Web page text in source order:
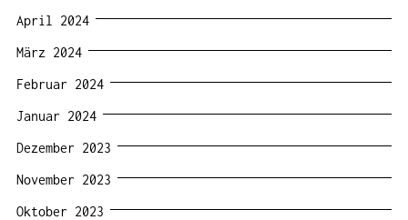
April 2024
März 2024
Februar 2024
Januar 2024
Dezember 2023
November 2023
Oktober 2023